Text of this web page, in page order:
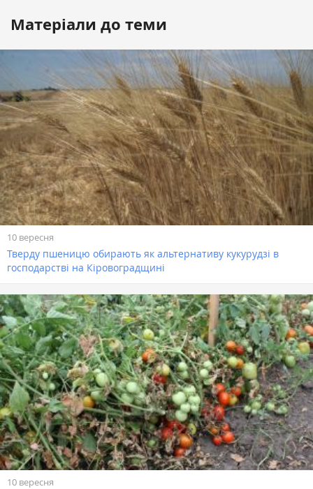
Матеріали до теми
10 вересня
Тверду пшеницю обирають як альтернативу кукурудзі в
господарстві на Кіровоградщині
10 вересня